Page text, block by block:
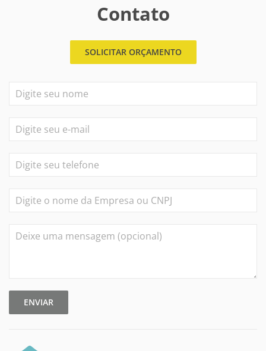
Contato
SOLICITAR ORÇAMENTO
ENVIAR